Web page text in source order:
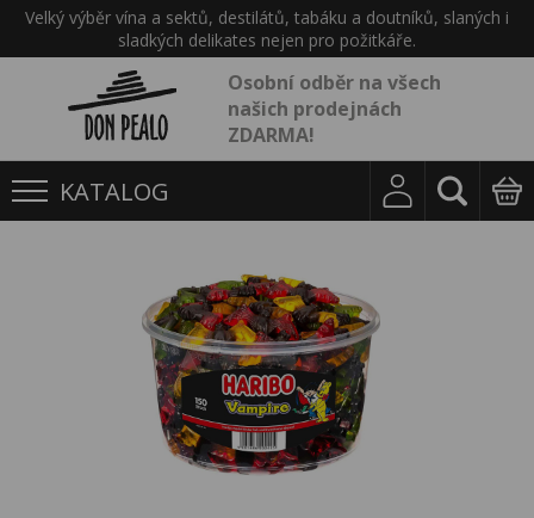
Velký výběr vína a sektů, destilátů, tabáku a doutníků, slaných i
sladkých delikates nejen pro požitkáře.
Osobní odběr na všech
našich prodejnách
ZDARMA!
KATALOG